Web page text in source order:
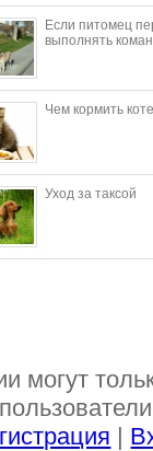
Если питомец
выполнять
Чем кормить
Уход за таксой
могут
|